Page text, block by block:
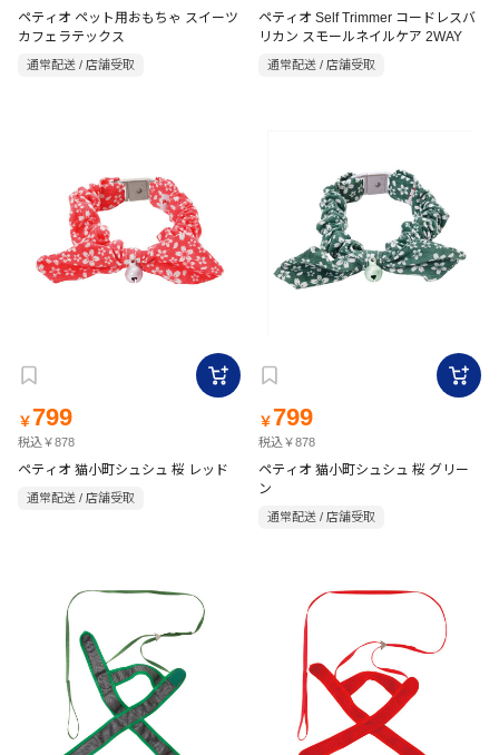
ペティオ ペット用おもちゃ スイーツ
カフェラテックス
通常配送 / 店舗受取
ペティオ Self Trimmer コードレスバ
リカン スモールネイルケア 2WAY
通常配送 / 店舗受取
￥ 799
税込￥878
ペティオ 猫小町シュシュ 桜 レッド
通常配送 / 店舗受取
￥ 799
税込￥878
ペティオ 猫小町シュシュ 桜 グリー
ン
通常配送 / 店舗受取